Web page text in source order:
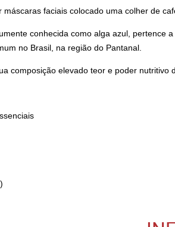
máscaras faciais colocado uma colher de
conhecida como alga azul, pertence
no Brasil, na região do Pantanal.
composição elevado teor e poder nutritivo